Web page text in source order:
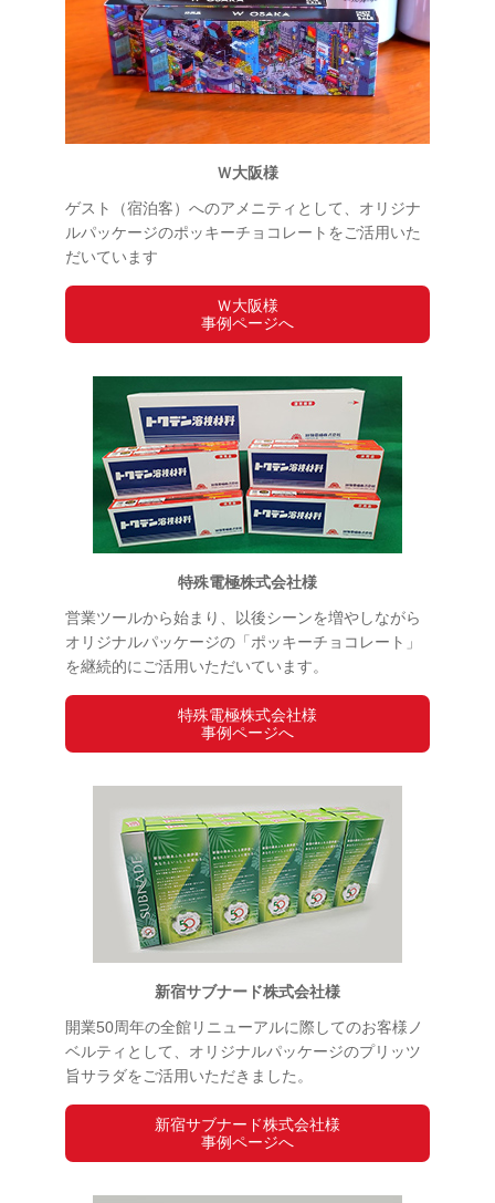
Ｗ大阪様
ゲスト（宿泊客）へのアメニティとして、オリジナ
ルパッケージのポッキーチョコレートをご活用いた
だいています
Ｗ大阪様
事例ページへ
特殊電極株式会社様
営業ツールから始まり、以後シーンを増やしながら
オリジナルパッケージの「ポッキーチョコレート」
を継続的にご活用いただいています。
特殊電極株式会社様
事例ページへ
新宿サブナード株式会社様
開業50周年の全館リニューアルに際してのお客様ノ
ベルティとして、オリジナルパッケージのプリッツ
旨サラダをご活用いただきました。
新宿サブナード株式会社様
事例ページへ